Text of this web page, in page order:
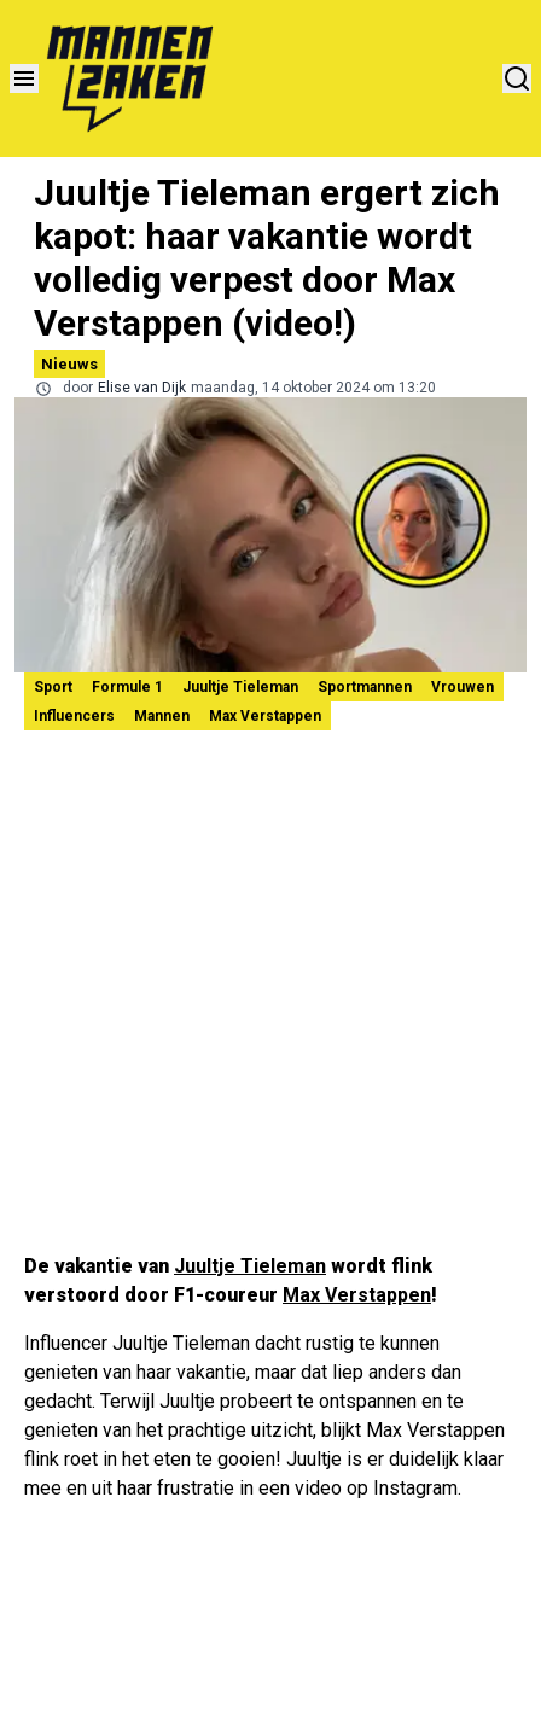
Juultje Tieleman ergert zich
kapot: haar vakantie wordt
volledig verpest door Max
Verstappen (video!)
Nieuws
door Elise van Dijk maandag, 14 oktober 2024 om 13:20
Sport Formule 1 Juultje Tieleman Sportmannen
Vrouwen
Influencers
Mannen Max Verstappen
De vakantie van Juultje Tieleman wordt flink
verstoord door F1-coureur Max Verstappen!
Influencer Juultje Tieleman dacht rustig te kunnen
genieten van haar vakantie, maar dat liep anders dan
gedacht. Terwijl Juultje probeert te ontspannen en te
genieten van het prachtige uitzicht, blijkt Max Verstappen
flink roet in het eten te gooien! Juultje is er duidelijk klaar
mee en uit haar frustratie in een video op Instagram.